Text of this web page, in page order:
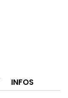
INFOS